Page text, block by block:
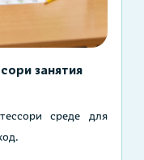
занятия
среде для